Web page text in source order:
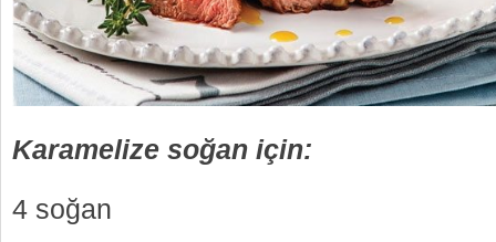
Karamelize soğan için:
4 soğan